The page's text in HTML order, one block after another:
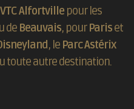
VTC Alfortville pour les
de Beauvais, pourPariset
, le Parc Astérix
toute autre destination.